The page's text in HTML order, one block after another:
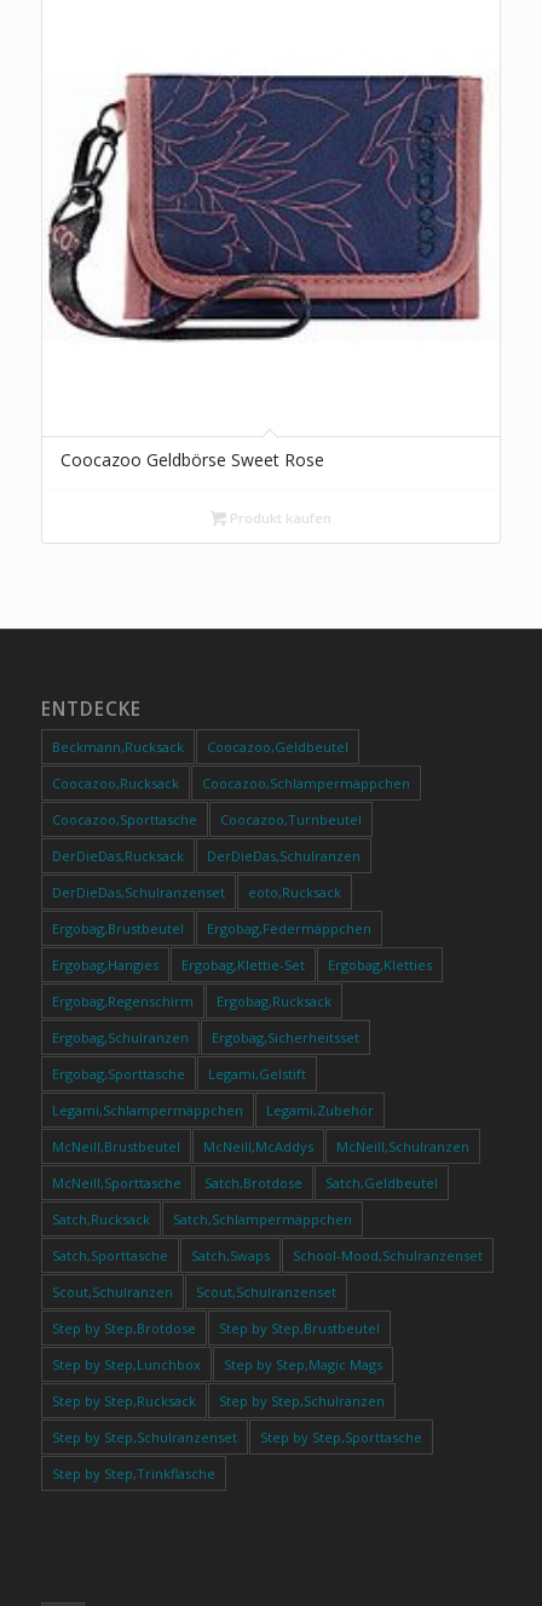
Coocazoo Geldbörse Sweet Rose
Produkt kaufen
ENTDECKE
Beckmann,Rucksack
Coocazoo,Geldbeutel
Coocazoo,Rucksack
Coocazoo,Schlampermäppchen
Coocazoo,Sporttasche
Coocazoo,Turnbeutel
DerDieDas,Rucksack
DerDieDas,Schulranzen
DerDieDas,Schulranzenset
eoto,Rucksack
Ergobag,Brustbeutel
Ergobag,Federmäppchen
Ergobag,Hangies
Ergobag,Klettie-Set
Ergobag,Kletties
Ergobag,Regenschirm
Ergobag,Rucksack
Ergobag,Schulranzen
Ergobag,Sicherheitsset
Ergobag,Sporttasche
Legami,Gelstift
Legami,Schlampermäppchen
Legami,Zubehör
McNeill,Brustbeutel
McNeill,McAddys
McNeill,Schulranzen
McNeill,Sporttasche
Satch,Brotdose
Satch,Geldbeutel
Satch,Rucksack
Satch,Schlampermäppchen
Satch,Sporttasche
Satch,Swaps
School-Mood,Schulranzenset
Scout,Schulranzen
Scout,Schulranzenset
Step by Step,Brotdose
Step by Step,Brustbeutel
Step by Step,Lunchbox
Step by Step,Magic Mags
Step by Step,Rucksack
Step by Step,Schulranzen
Step by Step,Schulranzenset
Step by Step,Sporttasche
Step by Step,Trinkflasche